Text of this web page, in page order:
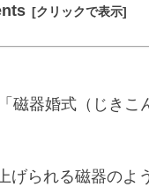
磁器婚式（じきこ
げられる磁器のよ